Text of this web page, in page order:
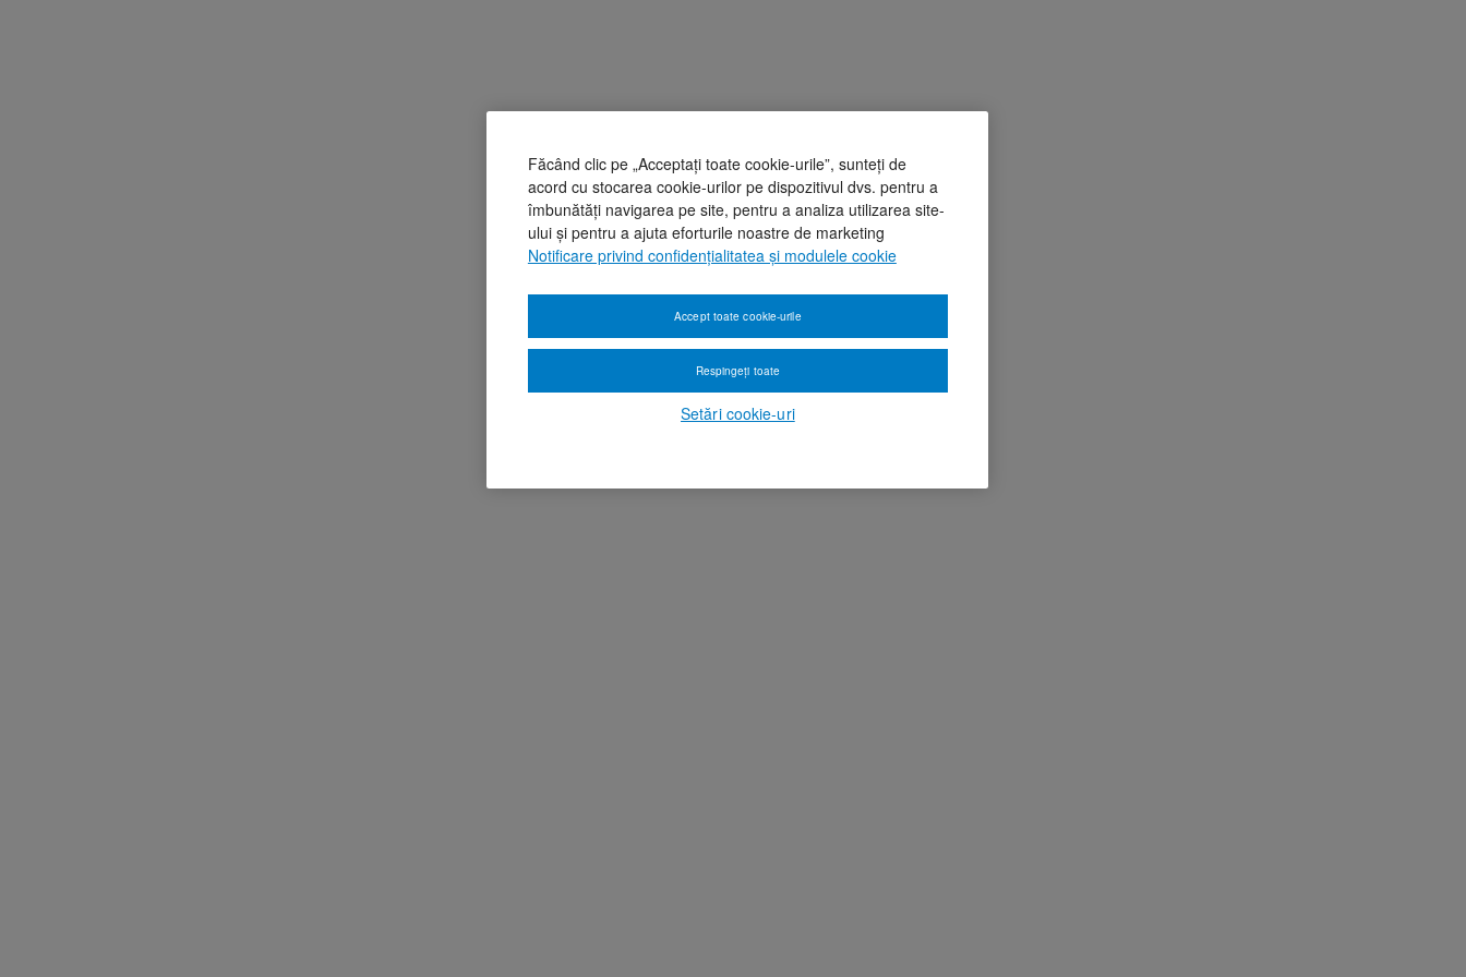
Făcând clic pe „Acceptați toate cookie-urile”, sunteți de
acord cu stocarea cookie-urilor pe dispozitivul dvs. pentru a
îmbunătăți navigarea pe site, pentru a analiza utilizarea site-
ului și pentru a ajuta eforturile noastre de marketing
Notificare privind confidențialitatea și modulele cookie
Setări cookie-uri
Respingeți toate
Accept toate cookie-urile